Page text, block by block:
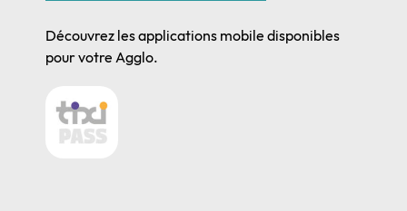
Découvrez les applications mobile disponibles
pour votre Agglo.